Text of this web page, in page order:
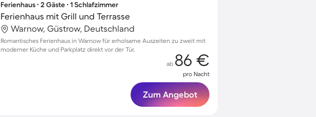
Ferienhaus ∙ 2 Gäste ∙ 1 Schlafzimmer
Ferienhaus mit Grill und Terrasse
Warnow, Güstrow, Deutschland
Romantisches Ferienhaus in Warnow für erholsame Auszeiten zu zweit mit
moderner Küche und Parkplatz direkt vor der Tür.
ab 86 €
pro Nacht
Zum Angebot